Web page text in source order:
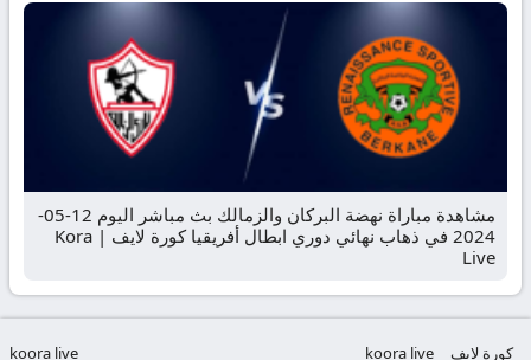
مشاهدة مباراة نهضة البركان والزمالك بث مباشر اليوم 12-05-
2024 في ذهاب نهائي دوري ابطال أفريقيا كورة لايف | Kora
Live
كورة لايف koora live
koora live